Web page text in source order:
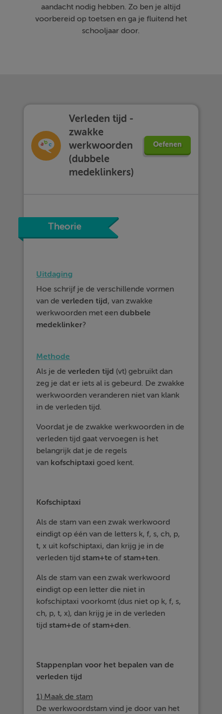
aandacht nodig hebben. Zo ben je altijd
voorbereid op toetsen en ga je fluitend het
schooljaar door.
Verleden tijd -
zwakke
werkwoorden
(dubbele
medeklinkers)
Oefenen
Theorie
Uitdaging
Hoe schrijf je de verschillende vormen
van deverleden tijd, van zwakke
werkwoorden met eendubbele
medeklinker?
Methode
Als je deverleden tijd (vt) gebruikt dan
zeg je dat er iets al is gebeurd. De zwakke
werkwoorden veranderen niet van klank
in de verleden tijd.
Voordat je de zwakke werkwoorden in de
verleden tijd gaat vervoegen is het
belangrijk dat je de regels
van kofschiptaxi goed kent.
Kofschiptaxi
Als de stam van een zwak werkwoord
eindigt op één van de letters k, f, s, ch, p,
t, x uit kofschiptaxi, dan krijg je in de
verleden tijdstam+te ofstam+ten.
Als de stam van een zwak werkwoord
eindigt op een letter die niet in
kofschiptaxi voorkomt (dus niet op k, f, s,
ch, p, t, x), dan krijg je in de verleden
tijdstam+de ofstam+den.
Stappenplan voor het bepalen van de
verleden tijd
1) Maak de stam
De werkwoordstam vind je door van het